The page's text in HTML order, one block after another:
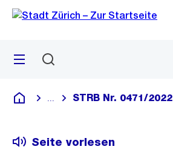
Navigation
Sprunglink
Menü
Deutsch
Blende alle Breadcrumbs ein
STRB Nr. 0471/2022
Seite vorlesen